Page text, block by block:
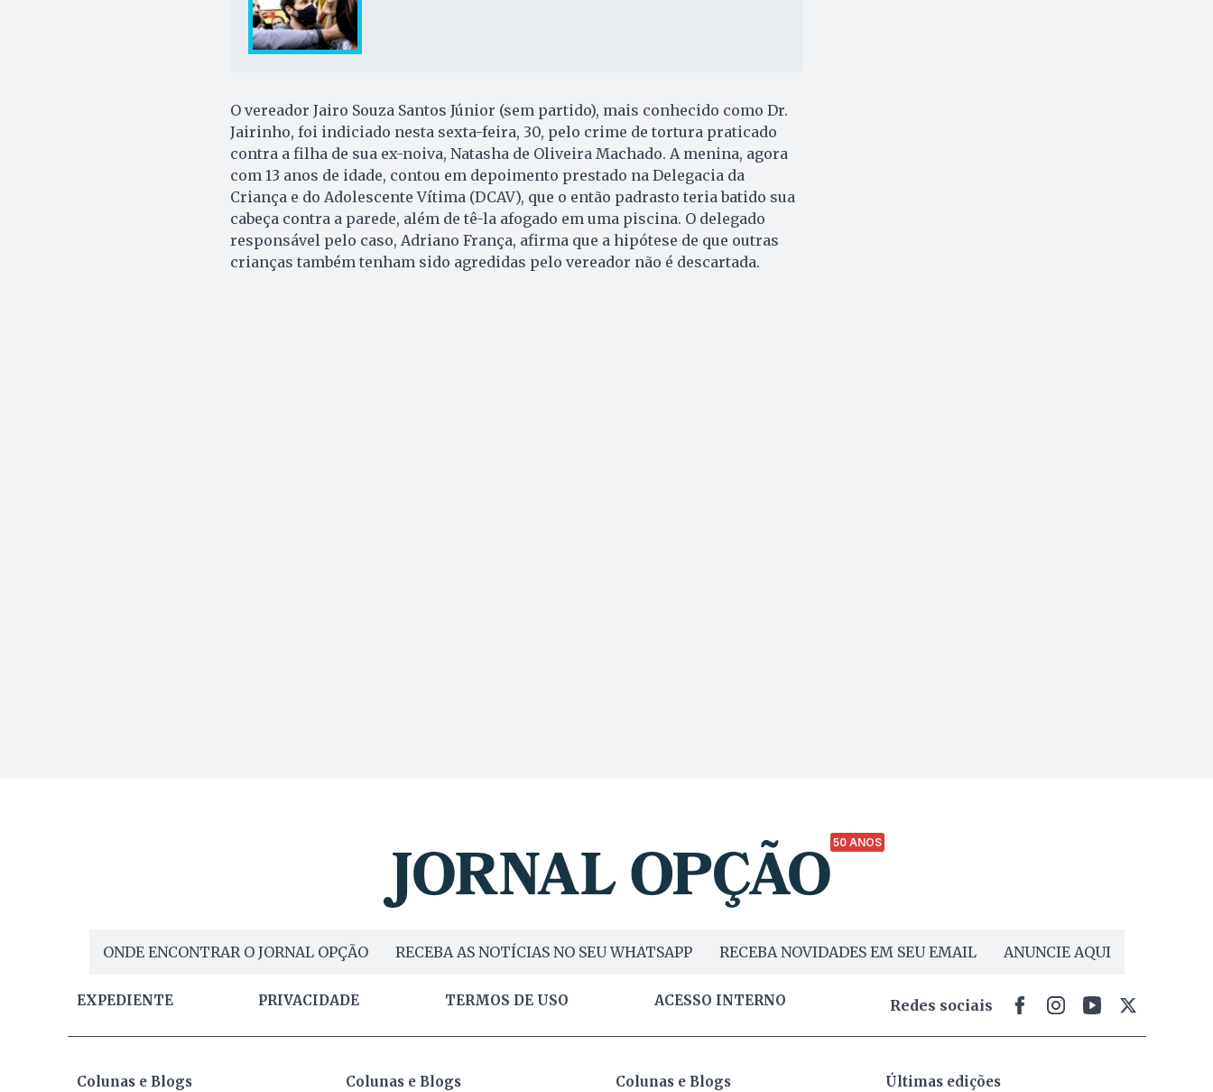
O vereador Jairo Souza Santos Júnior (sem partido), mais conhecido como Dr.
Jairinho, foi indiciado nesta sexta-feira, 30, pelo crime de tortura praticado
contra a filha de sua ex-noiva, Natasha de Oliveira Machado. A menina, agora
com 13 anos de idade, contou em depoimento prestado na Delegacia da
Criança e do Adolescente Vítima (DCAV), que o então padrasto teria batido sua
cabeça contra a parede, além de tê-la afogado em uma piscina. O delegado
responsável pelo caso, Adriano França, afirma que a hipótese de que outras
crianças também tenham sido agredidas pelo vereador não é descartada.
50 ANOS
ONDE ENCONTRAR O JORNAL OPÇÃO RECEBA AS NOTÍCIAS NO SEU WHATSAPP RECEBA NOVIDADES EM SEU EMAIL ANUNCIE AQUI
EXPEDIENTE PRIVACIDADE TERMOS DE USO ACESSO INTERNO Redes sociais
Colunas e Blogs Colunas e Blogs Colunas e Blogs Últimas edições